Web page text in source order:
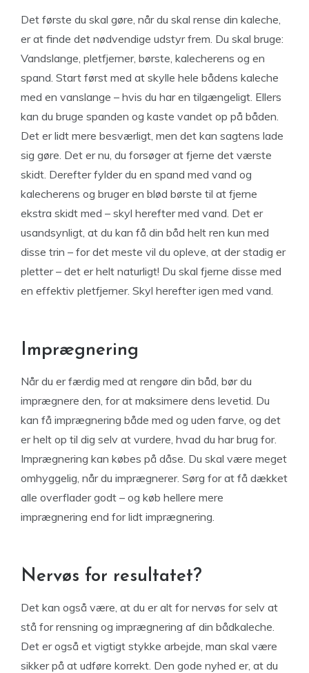
Det første du skal gøre, når du skal rense din kaleche,
er at finde det nødvendige udstyr frem. Du skal bruge:
Vandslange, pletfjerner, børste, kalecherens og en
spand. Start først med at skylle hele bådens kaleche
med en vanslange – hvis du har en tilgængeligt. Ellers
kan du bruge spanden og kaste vandet op på båden.
Det er lidt mere besværligt, men det kan sagtens lade
sig gøre. Det er nu, du forsøger at fjerne det værste
skidt. Derefter fylder du en spand med vand og
kalecherens og bruger en blød børste til at fjerne
ekstra skidt med – skyl herefter med vand. Det er
usandsynligt, at du kan få din båd helt ren kun med
disse trin – for det meste vil du opleve, at der stadig er
pletter – det er helt naturligt! Du skal fjerne disse med
en effektiv pletfjerner. Skyl herefter igen med vand.
Imprægnering
Når du er færdig med at rengøre din båd, bør du
imprægnere den, for at maksimere dens levetid. Du
kan få imprægnering både med og uden farve, og det
er helt op til dig selv at vurdere, hvad du har brug for.
Imprægnering kan købes på dåse. Du skal være meget
omhyggelig, når du imprægnerer. Sørg for at få dækket
alle overflader godt – og køb hellere mere
imprægnering end for lidt imprægnering.
Nervøs for resultatet?
Det kan også være, at du er alt for nervøs for selv at
stå for rensning og imprægnering af din bådkaleche.
Det er også et vigtigt stykke arbejde, man skal være
sikker på at udføre korrekt. Den gode nyhed er, at du